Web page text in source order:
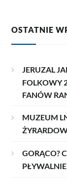
OSTATNIE
JERUZAL
FOLKOWY
FANÓW
MUZEUM
GORĄCO?